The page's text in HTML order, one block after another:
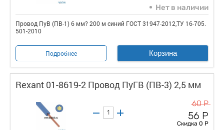
Нет в наличии
Провод ПуВ (ПВ-1) 6 мм? 200 м синий ГОСТ 31947-2012,ТУ 16-705.
501-2010
Подробнее Корзина
Rexant 01-8619-2 Провод ПуГВ (ПВ-3) 2,5 мм
60 Р
56 Р
Скидка 0 Р